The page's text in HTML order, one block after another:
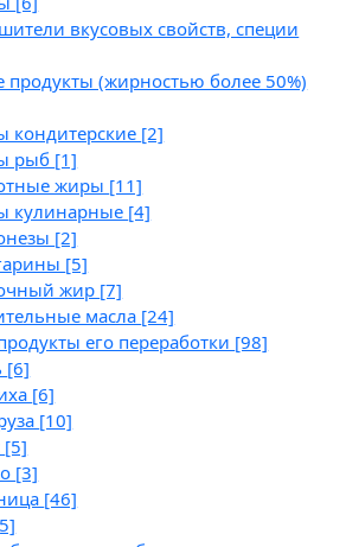
вкусовых свойств, специи
(жирностью более 50%)
кондитерские [2]
рыб [1]
жиры [11]
кулинарные [4]
[2]
[5]
жир [7]
масла [24]
его переработки [98]
[6]
[6]
[10]
[5]
[3]
[46]